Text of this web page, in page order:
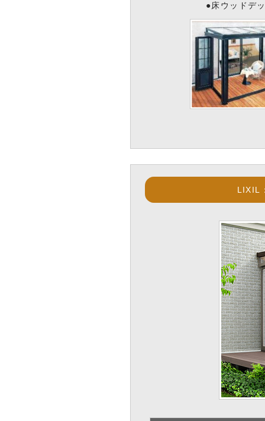
●床ウッドデ
LIXIL